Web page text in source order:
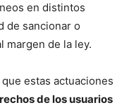
en distintos
de sancionar o
margen de la ley.
estas actuaciones
de los usuarios